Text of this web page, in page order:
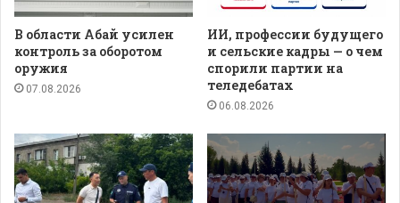
В области Абай усилен
контроль за оборотом
оружия
07.08.2026
ИИ, профессии будущего
и сельские кадры — о чем
спорили партии на
теледебатах
06.08.2026